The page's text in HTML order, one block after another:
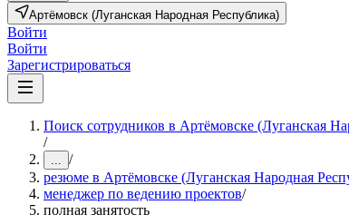
Артёмовск (Луганская Народная Республика)
Войти
Войти
Зарегистрироваться
Поиск сотрудников в Артёмовске (Луганская
/
... /
резюме в Артёмовске (Луганская Народная
менеджер по ведению проектов/
полная занятость